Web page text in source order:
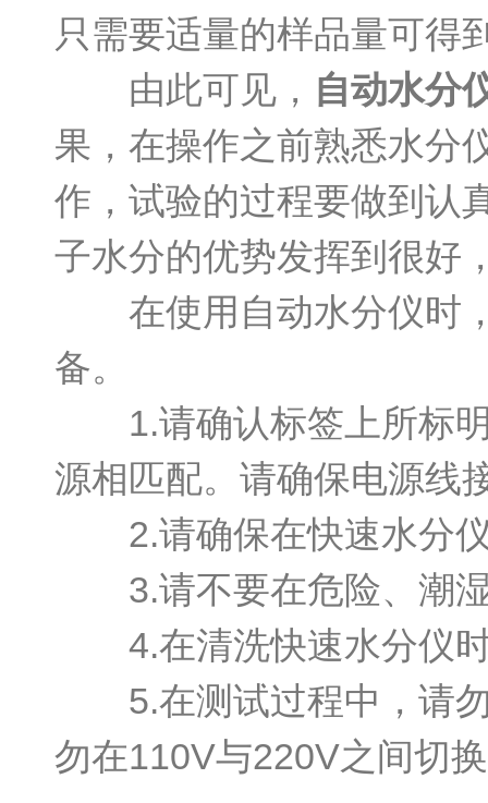
只需要适量的样品量可得
由此可见， 自动水分
果，在操作之前熟悉水分
作，试验的过程要做到认
子水分的优势发挥到很好
在使用自动水分仪时，
备。
1.请确认标签上所标明
源相匹配。请确保电源线
2.请确保在快速水分仪
3.请不要在危险、潮湿
4.在清洗快速水分仪时
5.在测试过程中，请
勿在110V与220V之间切